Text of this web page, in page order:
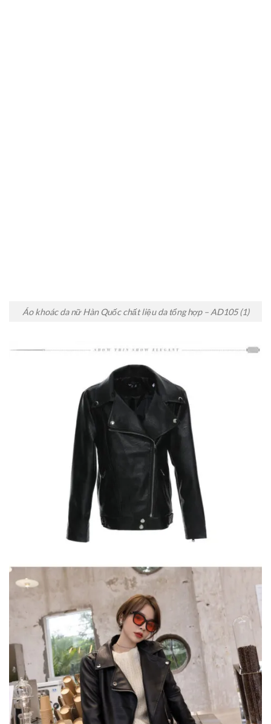
Áo khoác da nữ Hàn Quốc chất liệu da tổng hợp – AD105 (1)